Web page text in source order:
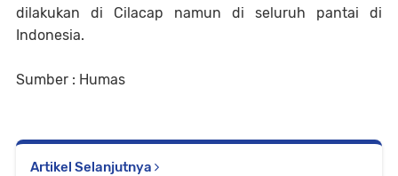
dilakukan di Cilacap namun di seluruh pantai di
Indonesia.
Sumber : Humas
Artikel Selanjutnya